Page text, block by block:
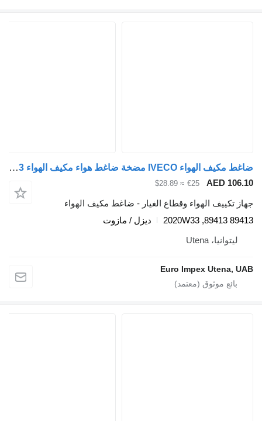
ضاغط مكيف الهواء IVECO مضخة ضاغط هواء مكيف الهواء 89413 لـ الشاحنات IVECO Stralis
AED 106.10
€25
≈ $28.89
جهاز تكييف الهواء وقطاع الغيار - ضاغط مكيف الهواء
89413 89413, 2020W33
ديزل / مازوت
ليتوانيا، Utena
Euro Impex Utena, UAB